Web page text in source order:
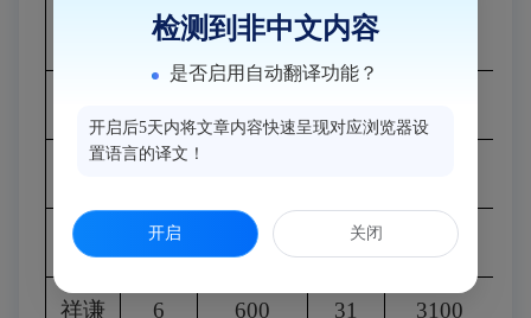
（人） 元/月.人 （人）
尚干 3 300 7 700
祥谦 6 600 31 3100
检测到非中文内容
是否启用自动翻译功能？
开启后5天内将文章内容快速呈现对应浏览器设
置语言的译文！
开启 关闭